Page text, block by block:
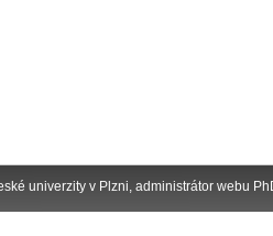
univerzity v Plzni, administrátor webu